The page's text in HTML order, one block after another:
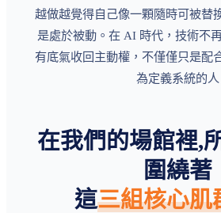
越做越覺得自己像一顆隨時可被替
是處於被動。在 AI 時代，技術不
有底氣收回主動權，不僅僅只是配
為定義系統的人
在我們的場館裡,
圍繞著
這三組核心肌